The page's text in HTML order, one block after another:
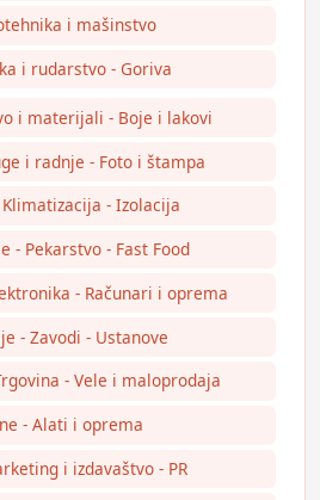
i mašinstvo
i rudarstvo - Goriva
i materijali - Boje i lakovi
i radnje - Foto i štampa
- Izolacija
- Pekarstvo - Fast Food
- Računari i oprema
- Zavodi - Ustanove
- Vele i maloprodaja
- Alati i oprema
i izdavaštvo - PR